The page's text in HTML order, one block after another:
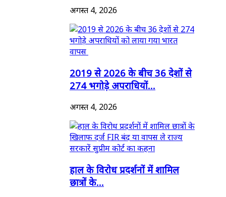
अगस्त 4, 2026
2019 से 2026 के बीच 36 देशों से
274 भगोड़े अपराधियों...
अगस्त 4, 2026
हाल के विरोध प्रदर्शनों में शामिल
छात्रों के...